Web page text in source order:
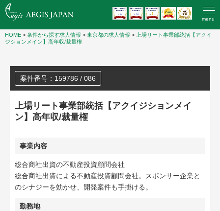
menu
HOME > 条件から探す求人情報 > 東京都の求人情報 >
上場リート事業部統括【アクイ
ジションメイン】高年収/裁量権
案件番号：159786 / 086
上場リート事業部統括【アクイジションメイ
ン】高年収/裁量権
事業内容
総合商社出資の不動産投資顧問会社
総合商社出資による不動産投資顧問会社。スポンサー企業と
のシナジーを効かせ、開発案件も手掛ける。
勤務地